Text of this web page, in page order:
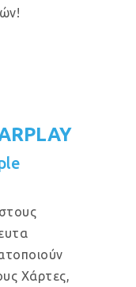
Χάρτες,